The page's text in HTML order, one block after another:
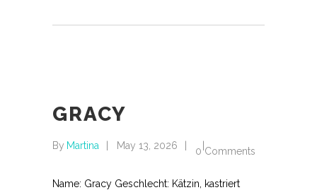
GRACY
By Martina May 13, 2026 0 Comments
Name: Gracy Geschlecht: Kätzin, kastriert